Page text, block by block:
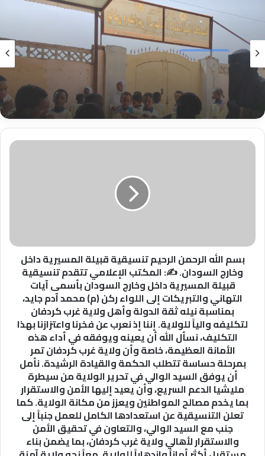
الأخبار المحلية
منذ 10 ساعات
الأخبار المحلية
منذ 11 ساعة
الغرفة الاتحادية للحملة القومية لوباء الدفتريا
تشدد في حصر غير المطعمين لاسترداد هم.
بسم
وخارج
السودان.
المكتب
الإعلامي
تنسيقية
قبيلة
المسيرية
وخارج
السودان
بأسمى
آيات
التهاني
والتبريكات
بسم الله الرحمن الرحيم تنسيقية قبيلة المسيرية داخل
وخارج السودان. ✍️: المكتب الإعلامي تتقدم تنسيقية
قبيلة المسيرية داخل وخارج السودان بأسمى آيات
التهاني والتبريكات إلى اللواء ركن (م) محمد آدم جايد،
بمناسبة نيله ثقة الدولة وأهل ولاية غرب كردفان
لتكليفه والياً للولاية. إننا إذ نعرب عن فخرنا واعتزازنا بهذا
التكليف، نسأل الله أن يعينه ويوفقه في أداء هذه
الأمانة العظيمة، خاصة وأن ولاية غرب كردفان تمر
بمرحلة حساسة تتطلب الحكمة والقيادة الرشيدة. نأمل
أن يوفق السيد الوالي في تحرير الولاية من سيطرة
مليشيا الدعم السريع، وأن يعيد إليها الأمن والاستقرار
بما يخدم مصالح المواطنين ويعزز من مكانة الولاية. كما
تعلن التنسيقية عن استعدادها الكامل للعمل جنباً إلى
جنب مع السيد الوالي، والتعاون في تحقيق الأمن
والاستقرار لأهالي ولاية غرب كردفان، بما يضمن بناء